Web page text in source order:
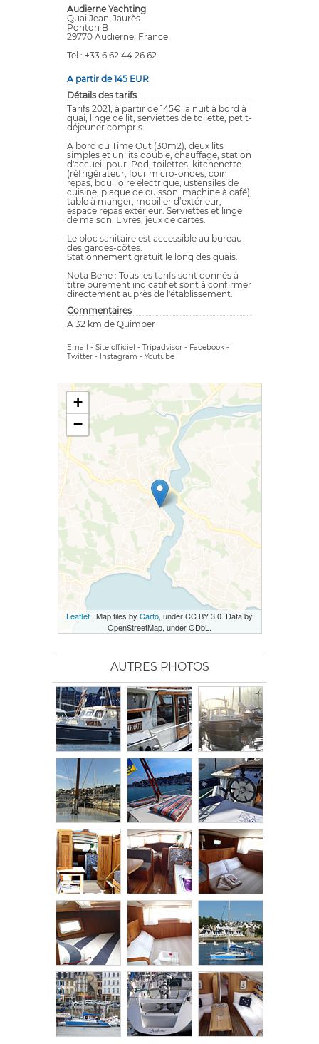
Audierne Yachting
Quai Jean-Jaurès
Ponton B
29770 Audierne, France
Tel : +33 6 62 44 26 62
A partir de 145 EUR
Détails des tarifs
Tarifs 2021, à partir de 145€ la nuit à bord à
quai, linge de lit, serviettes de toilette, petit-
déjeuner compris.
A bord du Time Out (30m2), deux lits
simples et un lits double, chauffage, station
d'accueil pour iPod, toilettes, kitchenette
(réfrigérateur, four micro-ondes, coin
repas, bouilloire électrique, ustensiles de
cuisine, plaque de cuisson, machine à café),
table à manger, mobilier d’extérieur,
espace repas extérieur. Serviettes et linge
de maison. Livres, jeux de cartes.
Le bloc sanitaire est accessible au bureau
des gardes-côtes.
Stationnement gratuit le long des quais.
Nota Bene : Tous les tarifs sont donnés à
titre purement indicatif et sont à confirmer
directement auprès de l'établissement.
Commentaires
A 32 km de Quimper
Email - Site officiel - Tripadvisor - Facebook -
Twitter - Instagram - Youtube
+
−
Leaflet | Map tiles by Carto, under CC BY 3.0. Data by
OpenStreetMap, under ODbL.
AUTRES PHOTOS